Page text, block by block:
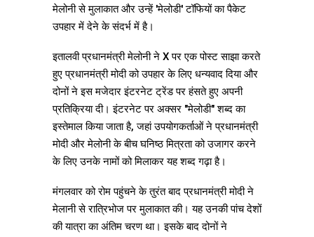
मेलोनी से मुलाकात और उन्हें 'मेलोडी' टॉफियों का पैकेट
उपहार में देने के संदर्भ में है।
इतालवी प्रधानमंत्री मेलोनी ने X पर एक पोस्ट साझा करते
हुए प्रधानमंत्री मोदी को उपहार के लिए धन्यवाद दिया और
दोनों ने इस मजेदार इंटरनेट ट्रेंड पर हंसते हुए अपनी
प्रतिक्रिया दी। इंटरनेट पर अक्सर "मेलोडी" शब्द का
इस्तेमाल किया जाता है, जहां उपयोगकर्ताओं ने प्रधानमंत्री
मोदी और मेलोनी के बीच घनिष्ठ मित्रता को उजागर करने
के लिए उनके नामों को मिलाकर यह शब्द गढ़ा है।
मंगलवार को रोम पहुंचने के तुरंत बाद प्रधानमंत्री मोदी ने
मेलानी से रात्रिभोज पर मुलाकात की। यह उनकी पांच देशों
की यात्रा का अंतिम चरण था। इसके बाद दोनों ने